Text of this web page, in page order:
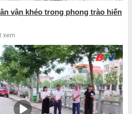
vận khéo trong phong trào hiến
xem